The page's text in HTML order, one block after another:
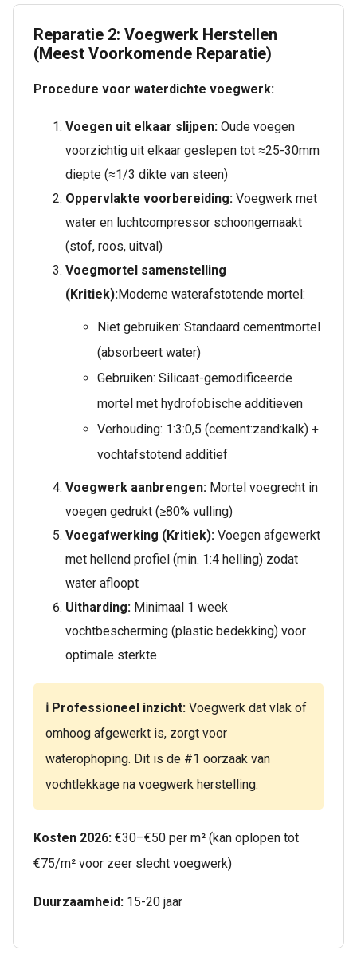
Reparatie 2: Voegwerk Herstellen
(Meest Voorkomende Reparatie)
Procedure voor waterdichte voegwerk:
Voegen uit elkaar slijpen: Oude voegen
voorzichtig uit elkaar geslepen tot ≈25-30mm
diepte (≈1/3 dikte van steen)
Oppervlakte voorbereiding: Voegwerk met
water en luchtcompressor schoongemaakt
(stof, roos, uitval)
Voegmortel samenstelling
(Kritiek):Moderne waterafstotende mortel:
Niet gebruiken: Standaard cementmortel
(absorbeert water)
Gebruiken: Silicaat-gemodificeerde
mortel met hydrofobische additieven
Verhouding: 1:3:0,5 (cement:zand:kalk) +
vochtafstotend additief
Voegwerk aanbrengen: Mortel voegrecht in
voegen gedrukt (≥80% vulling)
Voegafwerking (Kritiek): Voegen afgewerkt
met hellend profiel (min. 1:4 helling) zodat
water afloopt
Uitharding: Minimaal 1 week
vochtbescherming (plastic bedekking) voor
optimale sterkte
ℹ️ Professioneel inzicht: Voegwerk dat vlak of
omhoog afgewerkt is, zorgt voor
waterophoping. Dit is de #1 oorzaak van
vochtlekkage na voegwerk herstelling.
Kosten 2026: €30–€50 per m² (kan oplopen tot
€75/m² voor zeer slecht voegwerk)
Duurzaamheid: 15-20 jaar